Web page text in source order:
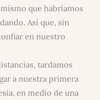
que habríamos
Así que, sin
en nuestro
tardamos
a nuestra primera
en medio de una